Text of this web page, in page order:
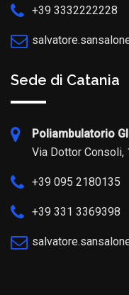
+39 3332222228
Sede di Catania
Poliambulatorio
Via Dottor Consoli,
+39 095 2180135
+39 331 3369398